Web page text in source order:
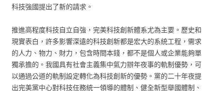
科技強國提出了新的請求。
推進高程度科技自立自強，完美科技創新體系尤為主要。歷史和
現實表白，許多影響深遠的科技創新都是宏大的系統工程，需求
的人力、物力、財力，包含時間本錢，都不是個人或企業能夠單
獨承擔的。我國具有社會主義集中氣力辦年夜事的軌制優勢，可
以通過公道的軌制設定轉化為科技創新的優勢。黨的二十年夜提
出完美黨中心對科技任務統一領導的體制、健全新型舉國體制、